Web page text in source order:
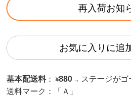
再入荷お知
お気に入りに追
基本配送料 ： ¥880 → ステージが
送料マーク：
「Ａ」